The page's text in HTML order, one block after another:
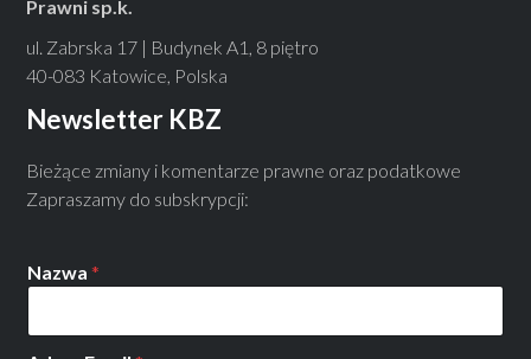
Prawni sp.k.
ul. Zabrska 17 | Budynek A1, 8 piętro
40-083 Katowice, Polska
Newsletter KBZ
Bieżące zmiany i komentarze prawne oraz podatkowe
Zapraszamy do subskrypcji:
Nazwa*